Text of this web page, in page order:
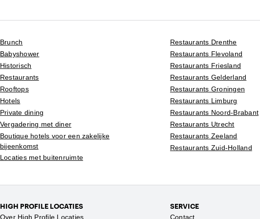
Brunch
Babyshower
Historisch
Restaurants
Rooftops
Hotels
Private dining
Vergadering met diner
Boutique hotels voor een zakelijke
bijeenkomst
Locaties met buitenruimte
Restaurants Drenthe
Restaurants Flevoland
Restaurants Friesland
Restaurants Gelderland
Restaurants Groningen
Restaurants Limburg
Restaurants Noord-Brabant
Restaurants Utrecht
Restaurants Zeeland
Restaurants Zuid-Holland
HIGH PROFILE LOCATIES
Over High Profile Locaties
SERVICE
Contact